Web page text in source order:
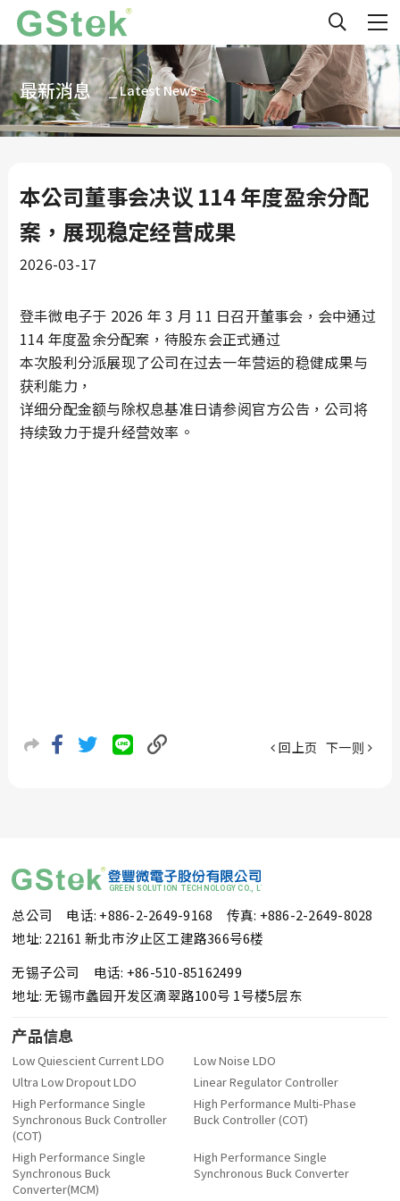
最新消息 ⎯ Latest News
本公司董事会决议 114 年度盈余分配
案，展现稳定经营成果
2026-03-17
登丰微电子于 2026 年 3 月 11 日召开董事会，会中通过
114 年度盈余分配案，待股东会正式通过
本次股利分派展现了公司在过去一年营运的稳健成果与
获利能力，
详细分配金额与除权息基准日请参阅官方公告，公司将
持续致力于提升经营效率。
回上页 下一则
总公司 电话: +886-2-2649-9168
传真: +886-2-2649-8028
地址: 22161 新北市汐止区工建路366号6楼
无锡子公司 电话: +86-510-85162499
地址: 无锡市蠡园开发区滴翠路100号 1号楼5层东
产品信息
Low Quiescient Current LDO
Low Noise LDO
Ultra Low Dropout LDO
Linear Regulator Controller
High Performance Single
Synchronous Buck Controller
(COT)
High Performance Multi-Phase
Buck Controller (COT)
High Performance Single
Synchronous Buck
Converter(MCM)
High Performance Single
Synchronous Buck Converter